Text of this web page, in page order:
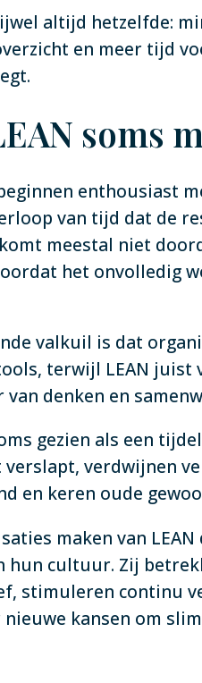
altijd hetzelfde:
en meer tijd
soms
enthousiast
van tijd dat de
meestal niet
het onvolledig
valkuil is dat
terwijl LEAN juist
denken en
gezien als een
verslapt, verdwijnen
en keren oude
maken van
hun cultuur. Zij
stimuleren continu
kansen om